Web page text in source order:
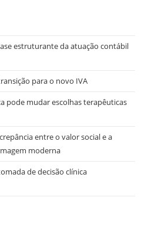
estruturante da atuação contábil
para o novo IVA
pode mudar escolhas terapêuticas
entre o valor social e a
moderna
de decisão clínica